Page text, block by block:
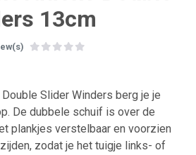
13cm
Slider Winders berg je je
De dubbele schuif is over de
plankjes verstelbaar en voorzien
zodat je het tuigje links- of